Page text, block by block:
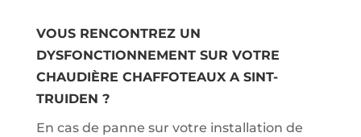
VOUS RENCONTREZ UN
DYSFONCTIONNEMENT SUR VOTRE
CHAUDIÈRE CHAFFOTEAUX A SINT-
TRUIDEN ?
En cas de panne sur votre installation de